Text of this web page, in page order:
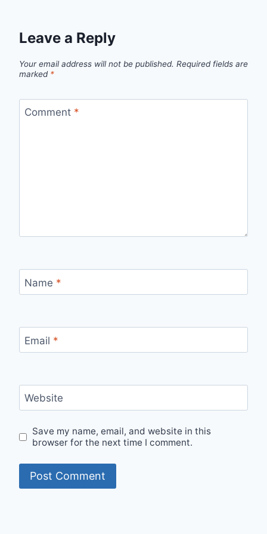
Leave a Reply
Your email address will not be published. Required fields are
marked *
Comment *
Name *
Email *
Website
Save my name, email, and website in this
browser for the next time I comment.